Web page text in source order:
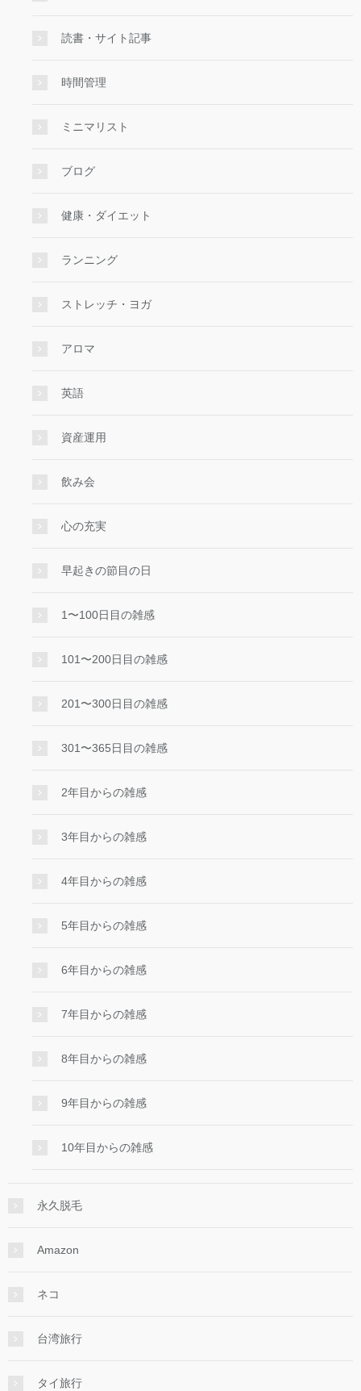
読書・サイト記事
時間管理
ミニマリスト
ブログ
健康・ダイエット
ランニング
ストレッチ・ヨガ
アロマ
英語
資産運用
飲み会
心の充実
早起きの節目の日
1〜100日目の雑感
101〜200日目の雑感
201〜300日目の雑感
301〜365日目の雑感
2年目からの雑感
3年目からの雑感
4年目からの雑感
5年目からの雑感
6年目からの雑感
7年目からの雑感
8年目からの雑感
9年目からの雑感
10年目からの雑感
永久脱毛
Amazon
ネコ
台湾旅行
タイ旅行